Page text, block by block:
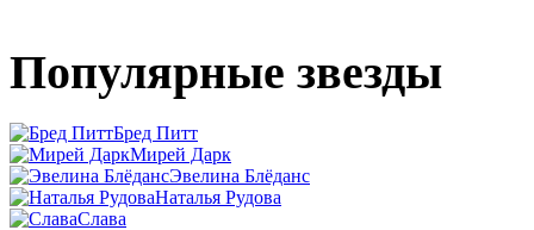
Популярные звезды
Бред Питт
Мирей Дарк
Эвелина Блёданс
Наталья Рудова
Слава